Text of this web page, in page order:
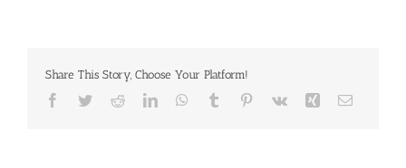
Share This Story, Choose Your Platform!
Facebook
TwitterRedditLinkedInWhatsApp
Tumblr Pinterest
Vk Xing E-